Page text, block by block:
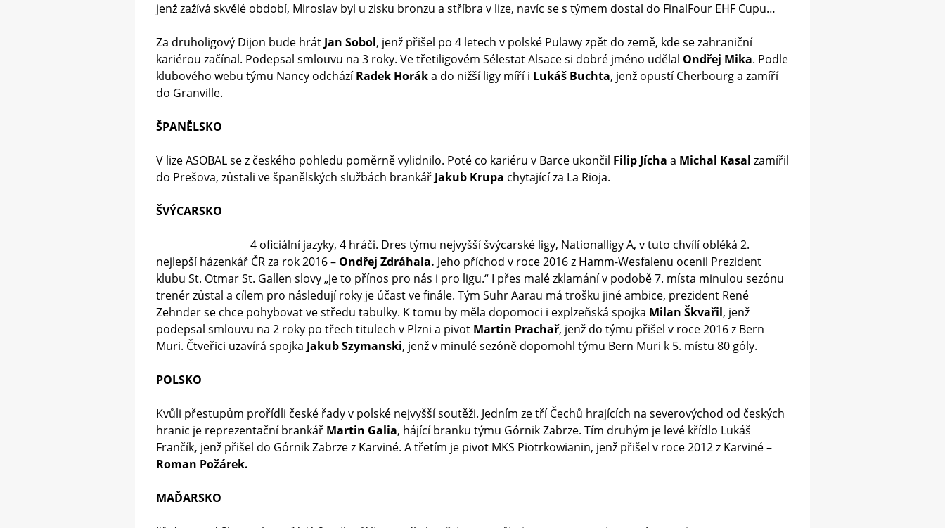
jenž zažívá skvělé období, Miroslav byl u zisku bronzu a stříbra v lize, navíc se s týmem dostal do FinalFour EHF Cupu…
Za druholigový Dijon bude hrát Jan Sobol, jenž přišel po 4 letech v polské Pulawy zpět do země, kde se zahraniční
kariérou začínal. Podepsal smlouvu na 3 roky. Ve třetiligovém Sélestat Alsace si dobré jméno udělal Ondřej Mika. Podle
klubového webu týmu Nancy odcházíRadek Horáka do nižší ligy míří i Lukáš Buchta, jenž opustí Cherbourg a zamíří
do Granville.
ŠPANĚLSKO
V lize ASOBAL se z českého pohledu poměrně vylidnilo. Poté co kariéru v Barce ukončil Filip Jícha a Michal Kasal zamířil
do Prešova, zůstali ve španělských službách brankář Jakub Krupa chytající za La Rioja.
ŠVÝCARSKO
4 oficiální jazyky, 4 hráči. Dres týmu nejvyšší švýcarské ligy, Nationalligy A, v tuto chvílí obléká 2.
nejlepší házenkář ČR za rok 2016 – Ondřej Zdráhala. Jeho příchod v roce 2016 z Hamm-Wesfalenu ocenil Prezident
klubu St. Otmar St. Gallen slovy „je to přínos pro nás i pro ligu.“ I přes malé zklamání v podobě 7. místa minulou sezónu
trenér zůstal a cílem pro následují roky je účast ve finále. Tým Suhr Aarau má trošku jiné ambice, prezident René
Zehnder se chce pohybovat ve středu tabulky. K tomu by měla dopomoci i explzeňská spojka Milan Škvařil, jenž
podepsal smlouvu na 2 roky po třech titulech v Plzni a pivot Martin Prachař, jenž do týmu přišel v roce 2016 z Bern
Muri. Čtveřici uzavírá spojka Jakub Szymanski, jenž v minulé sezóně dopomohl týmu Bern Muri k 5. místu 80 góly.
POLSKO
Kvůli přestupům prořídli české řady v polské nejvyšší soutěži. Jedním ze tří Čechů hrajících na severovýchod od českých
hranic je reprezentační brankář Martin Galia, hájící branku týmu Górnik Zabrze. Tím druhým je levé křídlo Lukáš
Frančík, jenž přišel do Górnik Zabrze z Karviné. A třetím je pivot MKS Piotrkowianin, jenž přišel v roce 2012 z Karviné –
Roman Požárek.
MAĎARSKO